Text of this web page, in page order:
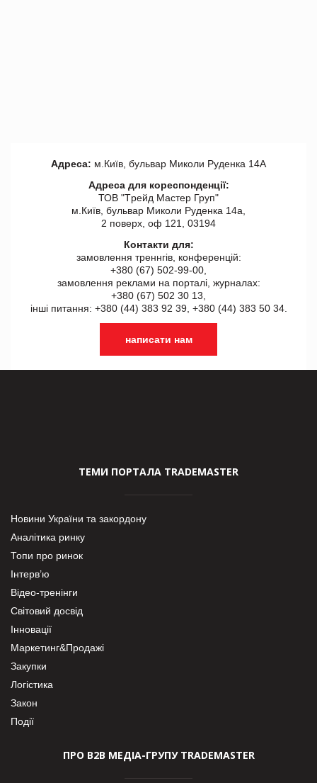
Адреса: м.Київ, бульвар Миколи Руденка 14А
Адреса для кореспонденції:
ТОВ "Tрейд Мастер Груп"
м.Київ, бульвар Миколи Руденка 14а,
2 поверх, оф 121, 03194
Контакти для:
замовлення треннгів, конференцій:
+380 (67) 502-99-00,
замовлення реклами на порталі, журналах:
+380 (67) 502 30 13,
інші питання: +380 (44) 383 92 39, +380 (44) 383 50 34.
написати нам
ТЕМИ ПОРТАЛА TRADEMASTER
Новини України та закордону
Аналітика ринку
Топи про ринок
Інтерв’ю
Відео-тренінги
Світовий досвід
Інновації
Маркетинг&Продажі
Закупки
Логістика
Закон
Події
ПРО В2В МЕДІА-ГРУПУ TRADEMASTER